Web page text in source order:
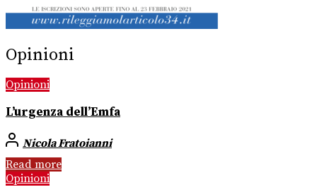
Opinioni
Opinioni
L’urgenza dell’Emfa
Nicola Fratoianni
Read more
Opinioni